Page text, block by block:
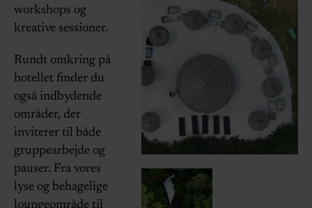
workshops og
kreative sessioner.
Rundt omkring på
hotellet finder du
også indbydende
områder, der
inviterer til både
gruppearbejde og
pauser. Fra vores
lyse og behagelige
loungeområde til